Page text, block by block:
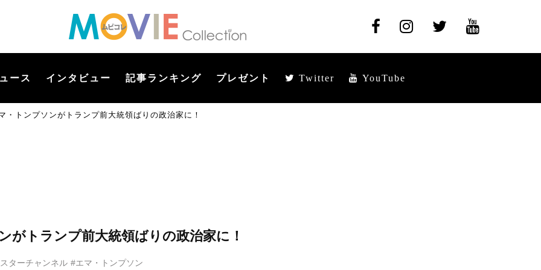
ース インタビュー 記事ランキング プレゼント Twitter YouTube
・トンプソンがトランプ前大統領ばりの政治家に！
がトランプ前大統領ばりの政治家に！
ターチャンネル #エマ・トンプソン